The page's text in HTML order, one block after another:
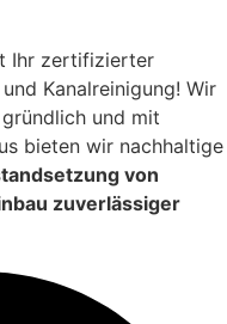
Ihr zertifizierter
Kanalreinigung! Wir
und mit
bieten wir nachhaltige
von
zuverlässiger